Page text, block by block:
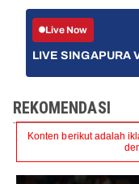
Live Now
LIVE SINGAPURA